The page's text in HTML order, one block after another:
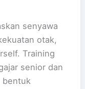
senyawa
otak,
Training
senior dan
bentuk